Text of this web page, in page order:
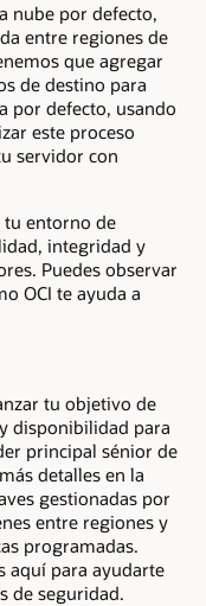
nube por defecto,
entre regiones de
que agregar
de destino para
por defecto, usando
este proceso
servidor con
tu entorno de
integridad y
Puedes observar
OCI te ayuda a
tu objetivo de
disponibilidad para
principal sénior de
detalles en la
gestionadas por
entre regiones y
programadas.
aquí para ayudarte
de seguridad.